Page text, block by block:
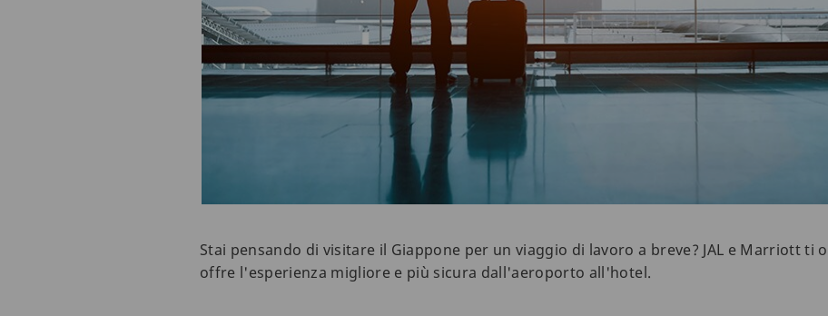
Stai pensando di visitare il Giappone per un viaggio di lavoro a breve? JAL e Marriott ti
offre l'esperienza migliore e più sicura dall'aeroporto all'hotel.